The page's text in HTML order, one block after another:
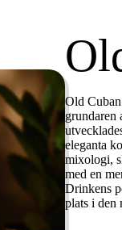
Old Cuban
grundaren
eleganta
mixologi,
med en
Drinkens
plats i den